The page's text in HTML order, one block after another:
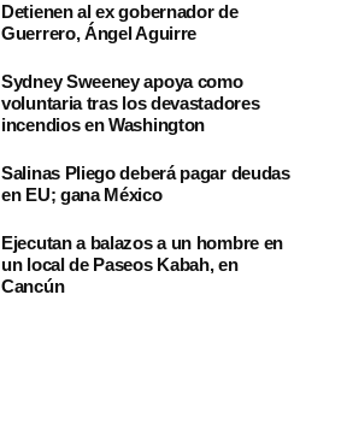
Detienen al ex gobernador de
Guerrero, Ángel Aguirre
Sydney Sweeney apoya como
voluntaria tras los devastadores
incendios en Washington
Salinas Pliego deberá pagar deudas
en EU; gana México
Ejecutan a balazos a un hombre en
un local de Paseos Kabah, en
Cancún